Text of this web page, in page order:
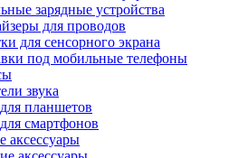
зарядные устройства
для проводов
для сенсорного экрана
под мобильные телефоны
звука
планшетов
смартфонов
аксессуары